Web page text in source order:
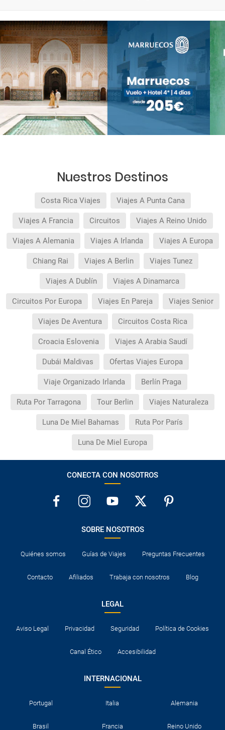
Nuestros Destinos
Costa Rica Viajes Viajes A Punta Cana
Viajes A Francia Circuitos Viajes A Reino Unido
Viajes A Alemania Viajes A Irlanda Viajes A Europa
Chiang Rai Viajes A Berlin Viajes Tunez
Viajes A Dublín Viajes A Dinamarca
Circuitos Por Europa Viajes En Pareja Viajes Senior
Viajes De Aventura Circuitos Costa Rica
Croacia Eslovenia Viajes A Arabia Saudí
Dubái Maldivas Ofertas Viajes Europa
Viaje Organizado Irlanda Berlín Praga
Ruta Por Tarragona Tour Berlin Viajes Naturaleza
Luna De Miel Bahamas Ruta Por París
Luna De Miel Europa
CONECTA CON NOSOTROS
SOBRE NOSOTROS
Quiénes somos Guías de Viajes Preguntas Frecuentes
Contacto Afiliados Trabaja con nosotros Blog
LEGAL
Aviso Legal Privacidad Seguridad Política de Cookies
Canal Ético Accesibilidad
INTERNACIONAL
Portugal Italia Alemania
Brasil Francia Reino Unido